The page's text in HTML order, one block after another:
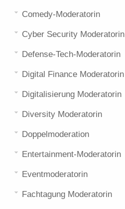
Comedy-Moderatorin
Cyber Security Moderatorin
Defense-Tech-Moderatorin
Digital Finance Moderatorin
Digitalisierung Moderatorin
Diversity Moderatorin
Doppelmoderation
Entertainment-Moderatorin
Eventmoderatorin
Fachtagung Moderatorin